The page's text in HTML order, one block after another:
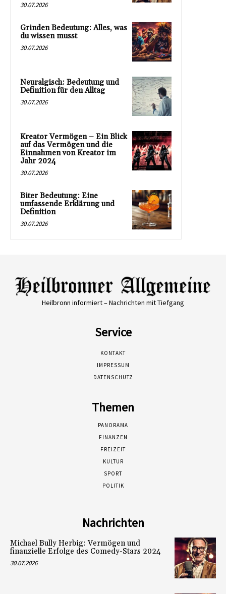
30.07.2026
Grinden Bedeutung: Alles, was
du wissen musst
30.07.2026
Neuralgisch: Bedeutung und
Definition für den Alltag
30.07.2026
Kreator Vermögen – Ein Blick
auf das Vermögen und die
Einnahmen von Kreator im
Jahr 2024
30.07.2026
Biter Bedeutung: Eine
umfassende Erklärung und
Definition
30.07.2026
Heilbronn informiert – Nachrichten mit Tiefgang
Service
KONTAKT
IMPRESSUM
DATENSCHUTZ
Themen
PANORAMA
FINANZEN
FREIZEIT
KULTUR
SPORT
POLITIK
Nachrichten
Michael Bully Herbig: Vermögen und
finanzielle Erfolge des Comedy-Stars 2024
30.07.2026